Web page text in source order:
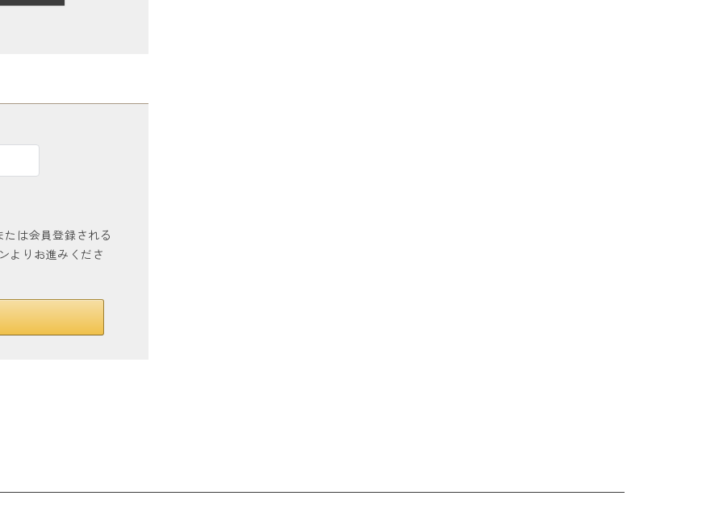
は会員登録される
よりお進みくださ